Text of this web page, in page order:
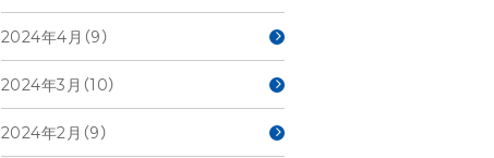
2024年4月（9）
2024年3月（10）
2024年2月（9）